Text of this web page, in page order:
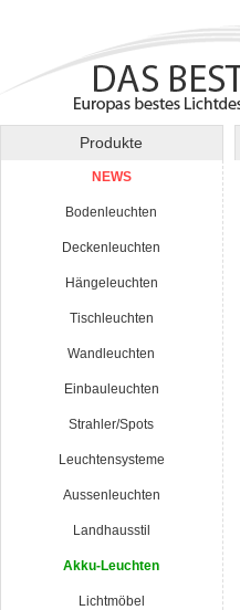
Produkte
NEWS
Bodenleuchten
Deckenleuchten
Hängeleuchten
Tischleuchten
Wandleuchten
Einbauleuchten
Strahler/Spots
Leuchtensysteme
Aussenleuchten
Landhausstil
Akku-Leuchten
Lichtmöbel